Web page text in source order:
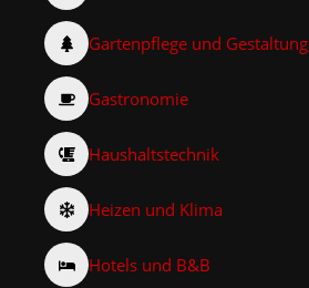
Gartenpflege und Gestaltung
Gastronomie
Haushaltstechnik
Heizen und Klima
Hotels und B&B